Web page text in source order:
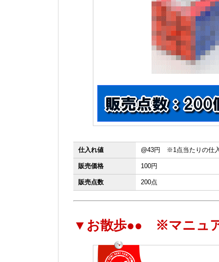
仕入れ値 @43円 ※1点当たりの仕
販売価格 100円
販売点数 200点
▼お散歩●● ※マニュ